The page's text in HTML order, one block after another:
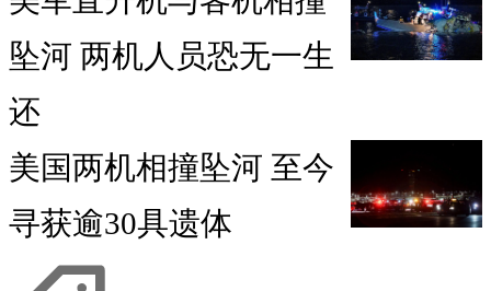
坠河 两机人员恐无一生
还
美国两机相撞坠河 至今
寻获逾30具遗体